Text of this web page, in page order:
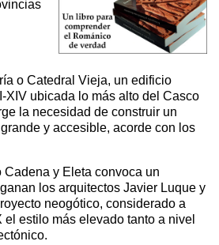
o Catedral Vieja, un edificio
XIV ubicada lo más alto del Casco
la necesidad de construir un
y accesible, acorde con los
y Eleta convoca un
los arquitectos Javier Luque y
neogótico, considerado a
estilo más elevado tanto a nivel